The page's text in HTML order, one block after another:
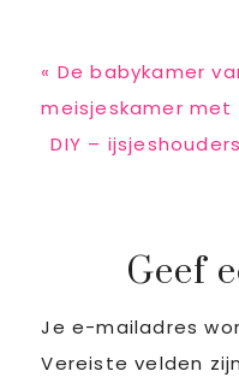
Previous
Post:
« De babykamer
meisjeskamer
Next
DIY –
Reader
Geef
Je e-mailadres
Vereiste velden